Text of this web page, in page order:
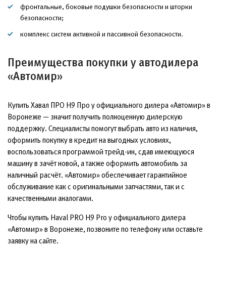
фронтальные, боковые подушки безопасности и шторки
безопасности;
комплекс систем активной и пассивной безопасности.
Преимущества покупки у автодилера
«Автомир»
Купить Хавал ПРО Н9 Про у официального дилера «Автомир» в
Воронеже — значит получить полноценную дилерскую
поддержку. Специалисты помогут выбрать авто из наличия,
оформить покупку в кредит на выгодных условиях,
воспользоваться программой трейд-ин, сдав имеющуюся
машину в зачёт новой, а также оформить автомобиль за
наличный расчёт. «Автомир» обеспечивает гарантийное
обслуживание как с оригинальными запчастями, так и с
качественными аналогами.
Чтобы купить Haval PRO H9 Pro у официального дилера
«Автомир» в Воронеже, позвоните по телефону или оставьте
заявку на сайте.